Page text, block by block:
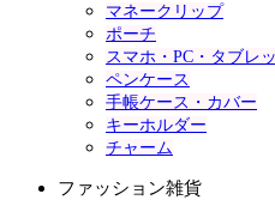
マネークリップ
ポーチ
スマホ・PC・タブレ
ペンケース
手帳ケース・カバー
キーホルダー
チャーム
ファッション雑貨